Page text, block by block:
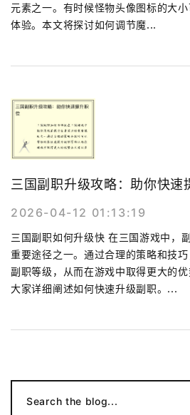
元素之一。有时候怪物头像图标的大
体验。本文将探讨如何调节魔...
三国副职升级攻略：助你快速
2026-04-12 01:13:19
三国副职如何升级快 在三国游戏中，
重要途径之一。通过合理的策略和技
副职等级，从而在游戏中取得更大的
大家详细阐述如何快速升级副职。...
Search the blog...